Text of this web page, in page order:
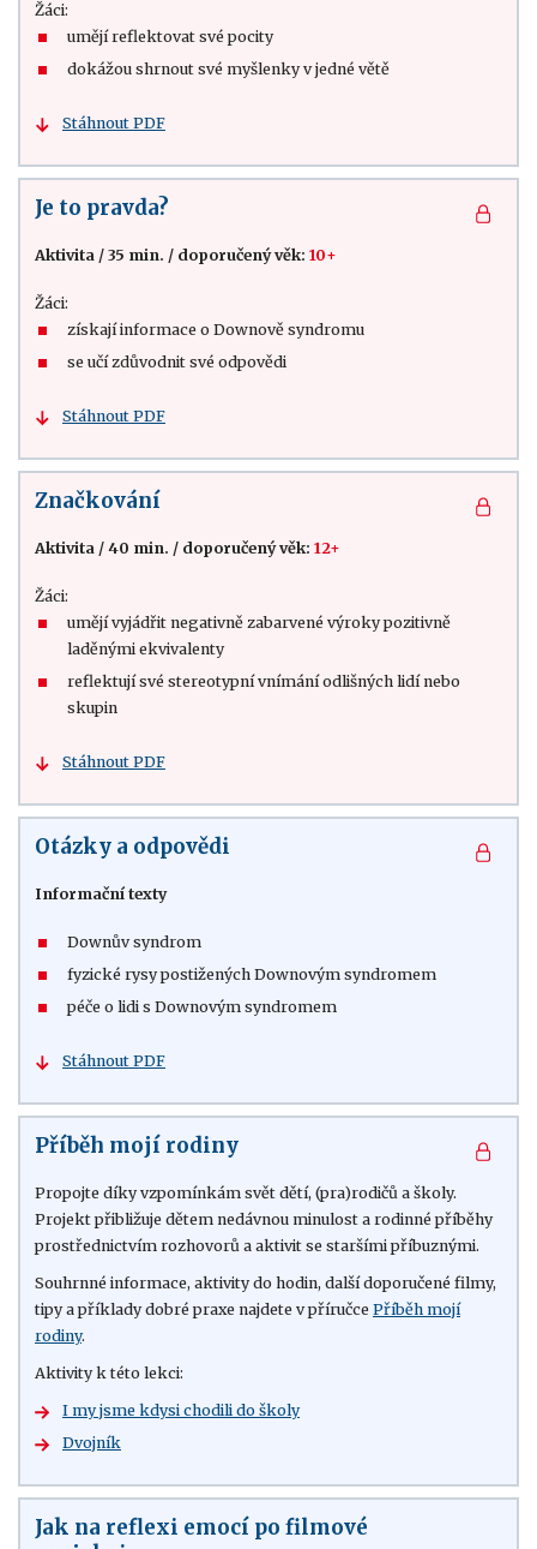
Žáci:
umějí reflektovat své pocity
dokážou shrnout své myšlenky v jedné větě
Stáhnout PDF
Je to pravda?
Aktivita / 35 min. / doporučený věk: 10+
Žáci:
získají informace o Downově syndromu
se učí zdůvodnit své odpovědi
Stáhnout PDF
Značkování
Aktivita / 40 min. / doporučený věk: 12+
Žáci:
umějí vyjádřit negativně zabarvené výroky pozitivně
laděnými ekvivalenty
reflektují své stereotypní vnímání odlišných lidí nebo
skupin
Stáhnout PDF
Otázky a odpovědi
Informační texty
Downův syndrom
fyzické rysy postižených Downovým syndromem
péče o lidi s Downovým syndromem
Stáhnout PDF
Příběh mojí rodiny
Propojte díky vzpomínkám svět dětí, (pra)rodičů a školy.
Projekt přibližuje dětem nedávnou minulost a rodinné příběhy
prostřednictvím rozhovorů a aktivit se staršími příbuznými.
Souhrnné informace, aktivity do hodin, další doporučené filmy,
tipy a příklady dobré praxe najdete v příručce Příběh mojí
rodiny.
Aktivity k této lekci:
I my jsme kdysi chodili do školy
Dvojník
Jak na reflexi emocí po filmové